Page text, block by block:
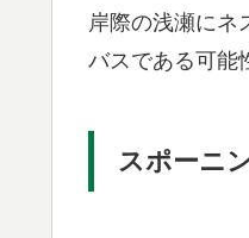
岸際の浅瀬にネ
バスである可能
スポーニ